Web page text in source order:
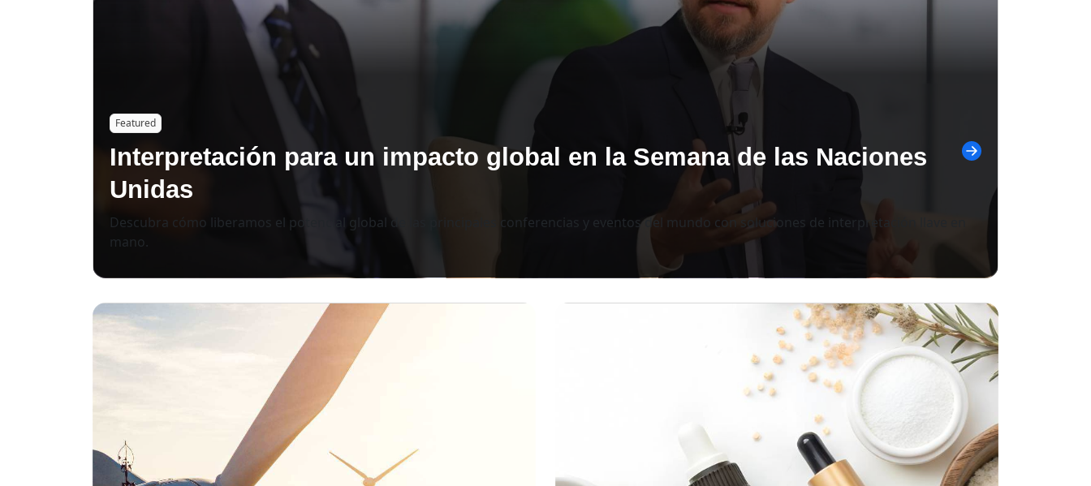
Featured
Interpretación para un impacto global en la Semana de las Naciones
Unidas
Descubra cómo liberamos el potencial global de las principales conferencias y eventos del mundo con soluciones de interpretación llave en
mano.